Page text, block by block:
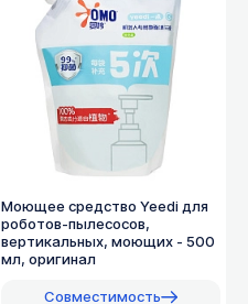
Моющее средство Yeedi для
роботов-пылесосов,
вертикальных, моющих - 500
мл, оригинал
Совместимость